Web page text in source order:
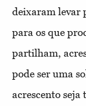
deixaram levar
para os que
partilham,
pode ser uma
acrescento seja